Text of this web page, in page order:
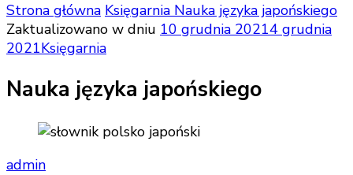
Strona główna Księgarnia Nauka języka japońskiego
Zaktualizowano w dniu 10 grudnia 20214 grudnia
2021Księgarnia
Nauka języka japońskiego
admin